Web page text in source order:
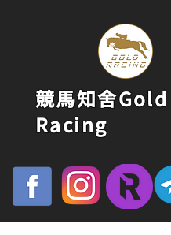
競馬知舍Gold
Racing